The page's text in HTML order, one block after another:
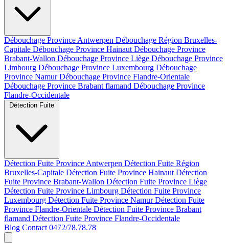
Débouchage Province Antwerpen Débouchage Région Bruxelles-
Capitale Débouchage Province Hainaut Débouchage Province
Brabant-Wallon Débouchage Province Liège Débouchage Province
Limbourg Débouchage Province Luxembourg Débouchage
Province NamurDébouchage Province Flandre-Orientale
Débouchage Province Brabant flamand Débouchage Province
Flandre-Occidentale
Détection Fuite Province Antwerpen Détection Fuite Région
Bruxelles-Capitale Détection Fuite Province Hainaut Détection
Fuite Province Brabant-Wallon Détection Fuite Province Liège
Détection Fuite Province Limbourg Détection Fuite Province
Luxembourg Détection Fuite Province NamurDétection Fuite
Province Flandre-Orientale Détection Fuite Province Brabant
flamand Détection Fuite Province Flandre-Occidentale
Blog Contact 0472/78.78.78